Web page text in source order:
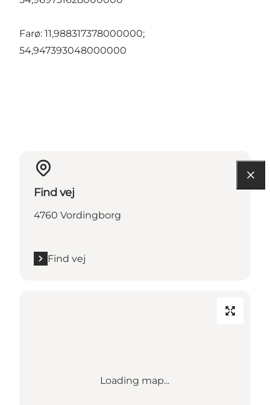
Farø: 11,988317378000000;
54,947393048000000
Find vej
4760 Vordingborg
Find vej
Loading map...